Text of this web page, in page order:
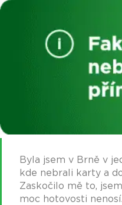
Byla jsem v Brně v
kde nebrali karty a
Zaskočilo mě to,
moc hotovosti